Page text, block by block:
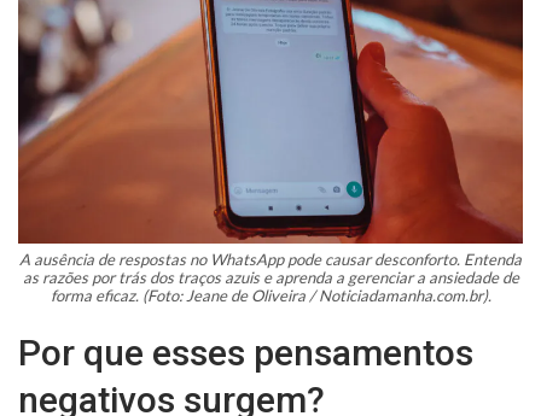
A ausência de respostas no WhatsApp pode causar desconforto. Entenda
as razões por trás dos traços azuis e aprenda a gerenciar a ansiedade de
forma eficaz. (Foto: Jeane de Oliveira / Noticiadamanha.com.br).
Por que esses pensamentos
negativos surgem?